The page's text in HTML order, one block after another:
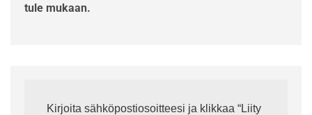
tule mukaan.
Kirjoita sähköpostiosoitteesi ja klikkaa “Liity